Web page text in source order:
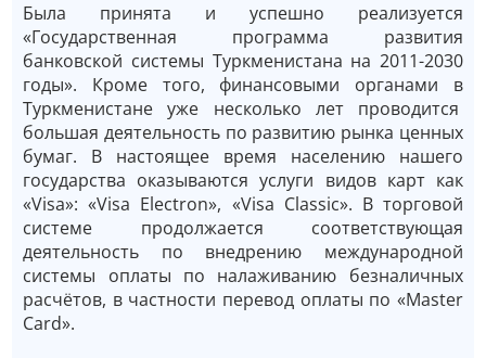
Была принята и успешно реализуется
«Государственная программа развития
банковской системы Туркменистана на 2011-2030
годы». Кроме того, финансовыми органами в
Туркменистане уже несколько лет проводится
большая деятельность по развитию рынка ценных
бумаг. В настоящее время населению нашего
государства оказываются услуги видов карт как
«Visa»: «Visa Eleсtron», «Visa Сlassiс». В торговой
системе продолжается соответствующая
деятельность по внедрению международной
системы оплаты по налаживанию безналичных
расчётов, в частности перевод оплаты по «Master
Сard».